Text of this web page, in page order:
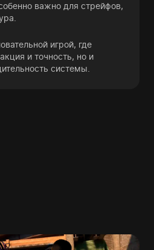
важно для стрейфов,
игрой, где
и точность, но и
системы.